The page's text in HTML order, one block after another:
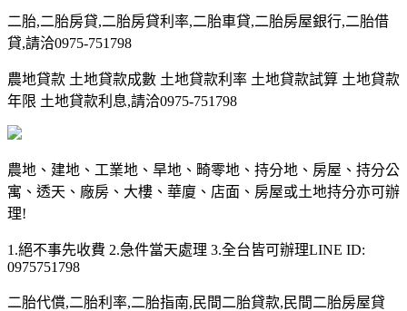
二胎,二胎房貸,二胎房貸利率,二胎車貸,二胎房屋銀行,二胎借
貸,請洽0975-751798
農地貸款 土地貸款成數 土地貸款利率 土地貸款試算 土地貸款
年限 土地貸款利息,請洽0975-751798
農地、建地、工業地、旱地、畸零地、持分地、房屋、持分公
寓、透天、廠房、大樓、華廈、店面、房屋或土地持分亦可辦
理!
1.絕不事先收費 2.急件當天處理 3.全台皆可辦理LINE ID:
0975751798
二胎代償,二胎利率,二胎指南,民間二胎貸款,民間二胎房屋貸